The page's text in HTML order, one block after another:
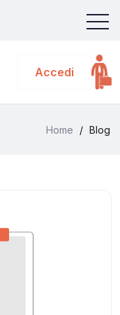
Accedi
Home / Blog